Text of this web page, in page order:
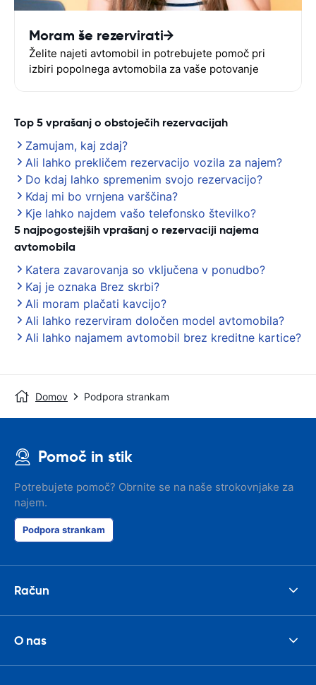
Moram še rezervirati
Želite najeti avtomobil in potrebujete pomoč pri
izbiri popolnega avtomobila za vaše potovanje
Top 5 vprašanj o obstoječih rezervacijah
Zamujam, kaj zdaj?
Ali lahko prekličem rezervacijo vozila za najem?
Do kdaj lahko spremenim svojo rezervacijo?
Kdaj mi bo vrnjena varščina?
Kje lahko najdem vašo telefonsko številko?
5 najpogostejših vprašanj o rezervaciji najema
avtomobila
Katera zavarovanja so vključena v ponudbo?
Kaj je oznaka Brez skrbi?
Ali moram plačati kavcijo?
Ali lahko rezerviram določen model avtomobila?
Ali lahko najamem avtomobil brez kreditne kartice?
Domov Podpora strankam
Pomoč in stik
Potrebujete pomoč? Obrnite se na naše strokovnjake za
najem.
Podpora strankam
Račun
O nas